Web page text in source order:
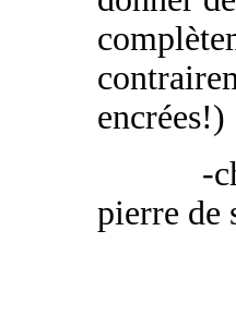
encrées!)
-
pierre de